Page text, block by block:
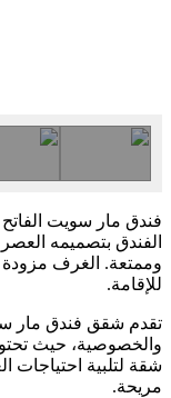
فندق مار سويت الفاتح
الفندق بتصميمه
وممتعة. الغرف مزودة
للإقامة.
تقدم شقق فندق مار
والخصوصية، حيث
شقة لتلبية احتياجات
مريحة.